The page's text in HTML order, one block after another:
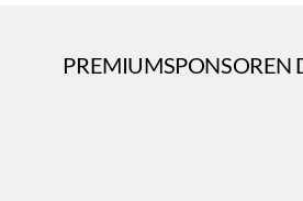
PREMIUMSPONSOREN